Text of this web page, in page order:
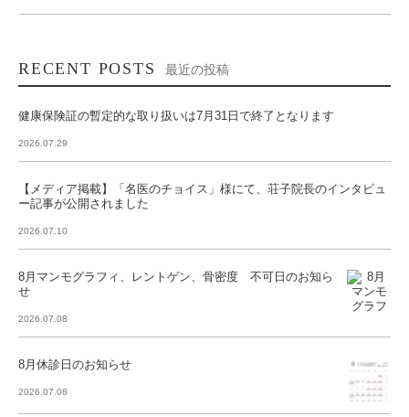
RECENT POSTS 最近の投稿
健康保険証の暫定的な取り扱いは7月31日で終了となります
2026.07.29
【メディア掲載】「名医のチョイス」様にて、荘子院長のインタビュ
ー記事が公開されました
2026.07.10
8月マンモグラフィ、レントゲン、骨密度 不可日のお知ら
せ
2026.07.08
8月休診日のお知らせ
2026.07.08